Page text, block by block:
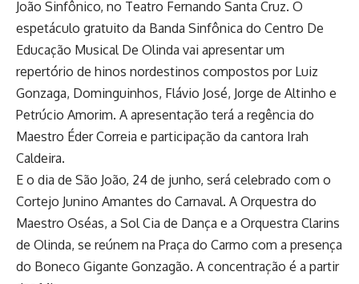
João Sinfônico, no Teatro Fernando Santa Cruz. O
espetáculo gratuito da Banda Sinfônica do Centro De
Educação Musical De Olinda vai apresentar um
repertório de hinos nordestinos compostos por Luiz
Gonzaga, Dominguinhos, Flávio José, Jorge de Altinho e
Petrúcio Amorim. A apresentação terá a regência do
Maestro Éder Correia e participação da cantora Irah
Caldeira.
E o dia de São João, 24 de junho, será celebrado com o
Cortejo Junino Amantes do Carnaval. A Orquestra do
Maestro Oséas, a Sol Cia de Dança e a Orquestra Clarins
de Olinda, se reúnem na Praça do Carmo com a presença
do Boneco Gigante Gonzagão. A concentração é a partir